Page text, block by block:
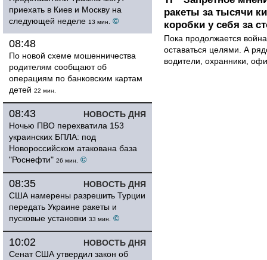
приехать в Киев и Москву на
следующей неделе 13 мин. ©
08:48
По новой схеме мошенничества
родителям сообщают об
операциям по банковским картам
детей 22 мин.
НОВОСТЬ ДНЯ
08:43
Ночью ПВО перехватила 153
украинских БПЛА: под
Новороссийском атакована база
"Роснефти" 26 мин. ©
НОВОСТЬ ДНЯ
08:35
США намерены разрешить Турции
передать Украине ракеты и
пусковые установки 33 мин. ©
НОВОСТЬ ДНЯ
10:02
Сенат США утвердил закон об
ракеты за тысячи
коробки у себя за
Пока продолжается
оставаться целями. А
водители, охранники,